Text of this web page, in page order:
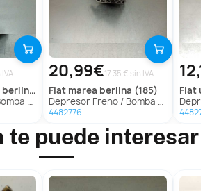
3p
Ii Berlina 3P
20,99€17.35 € sin IVA
fiat marea berlina (185)
Depresor Freno / Bomba Vacio para Fiat Marea Berlina (185)
4482776
fiat
Depresor
4482777
te puede interesar